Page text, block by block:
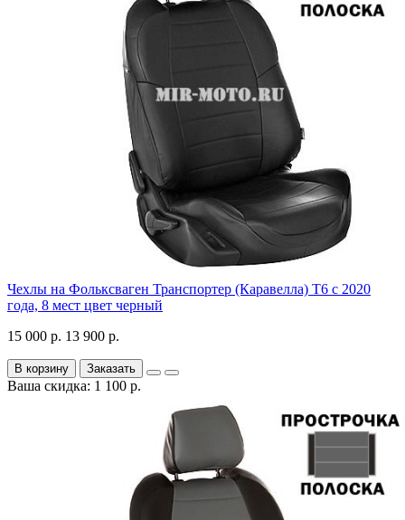
Чехлы на Фольксваген Транспортер (Каравелла) Т6 с 2020
года, 8 мест цвет черный
15 000 р. 13 900 р.
В корзину Заказать
Ваша скидка: 1 100 р.